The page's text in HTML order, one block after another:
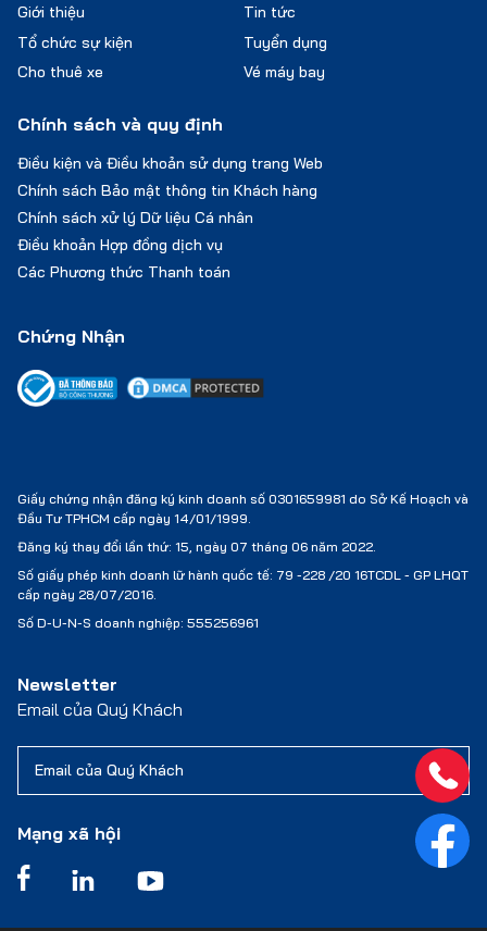
Chứng Nhận
Giấy chứng nhận đăng ký kinh doanh số 0301659981 do Sở Kế Hoạch và
Đầu Tư TPHCM cấp ngày 14/01/1999.
Đăng ký thay đổi lần thứ: 15, ngày 07 tháng 06 năm 2022.
Số giấy phép kinh doanh lữ hành quốc tế: 79 -228 /20 16TCDL - GP LHQT
cấp ngày 28/07/2016.
Số D-U-N-S doanh nghiệp: 555256961
Giới thiệu
Tổ chức sự kiện
Cho thuê xe
Vé máy bay
Tin tức
Tuyển dụng
Chính sách và quy định
Điều kiện và Điều khoản sử dụng trang Web
Chính sách Bảo mật thông tin Khách hàng
Chính sách xử lý Dữ liệu Cá nhân
Điều khoản Hợp đồng dịch vụ
Các Phương thức Thanh toán
Newsletter
Email của Quý Khách
Mạng xã hội